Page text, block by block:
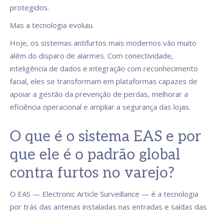
protegidos.
Mas a tecnologia evoluiu.
Hoje, os sistemas antifurtos mais modernos vão muito
além do disparo de alarmes. Com conectividade,
inteligência de dados e integração com reconhecimento
facial, eles se transformam em plataformas capazes de
apoiar a gestão da prevenção de perdas, melhorar a
eficiência operacional e ampliar a segurança das lojas.
O que é o sistema EAS e por
que ele é o padrão global
contra furtos no varejo?
O EAS — Electronic Article Surveillance — é a tecnologia
por trás das antenas instaladas nas entradas e saídas das